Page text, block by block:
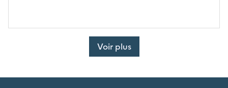
Voir plus